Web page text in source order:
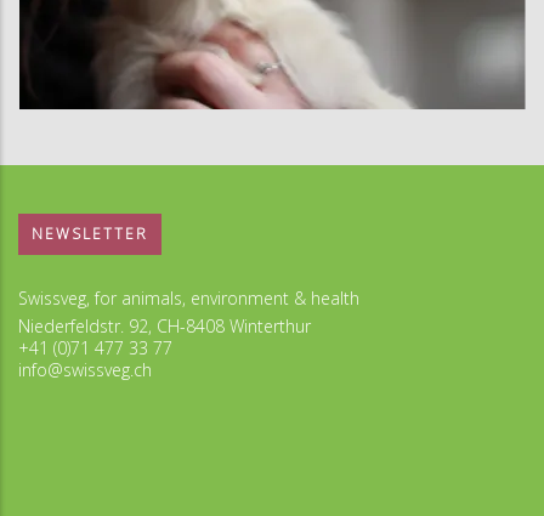
NEWSLETTER
Swissveg, for animals, environment & health
Niederfeldstr. 92, CH-8408 Winterthur
+41 (0)71 477 33 77
info@swissveg.ch